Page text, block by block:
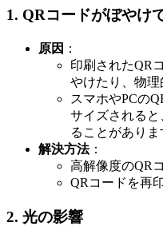
1. QRコードがぼやけ
原因 ：
印刷されたQR
やけたり、物理
スマホやPCの
サイズされる
ることがありま
解決方法：
高解像度のQR
QRコードを再
2. 光の影響